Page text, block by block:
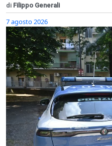
di Filippo Generali
7 agosto 2026